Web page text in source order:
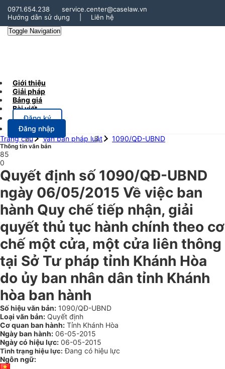
0971.654.238
service.center@caselaw.vn
Hướng dẫn sử dụng
Liên hệ
Toggle Navigation
Giới thiệu
Giải pháp
Bảng giá
Bài viết
Đăng ký
Đăng nhập
Trang chủ
Văn bản pháp luật 1090/QĐ-UBND
Thông tin văn bản
85
0
Quyết định số 1090/QĐ-UBND
ngày 06/05/2015 Về việc ban
hành Quy chế tiếp nhận, giải
quyết thủ tục hành chính theo cơ
chế một cửa, một cửa liên thông
tại Sở Tư pháp tỉnh Khánh Hòa
do ủy ban nhân dân tỉnh Khánh
hòa ban hành
Số hiệu văn bản: 1090/QĐ-UBND
Loại văn bản: Quyết định
Cơ quan ban hành: Tỉnh Khánh Hòa
Ngày ban hành: 06-05-2015
Ngày có hiệu lực: 06-05-2015
Tình trạng hiệu lực: Đang có hiệu lực
Ngôn ngữ: